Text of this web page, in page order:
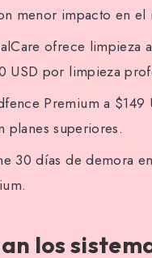
menor impacto en el
ofrece limpieza
USD por limpieza
Premium a
planes superiores.
30 días de demora
los